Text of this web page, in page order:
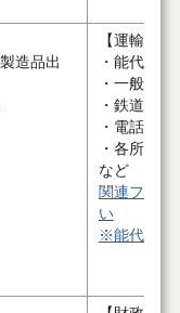
造品出
【運輸・
・能代港
・一般乗
・鉄道駅
・電話普
・各所
など
関連ファイ
い
※能代市観